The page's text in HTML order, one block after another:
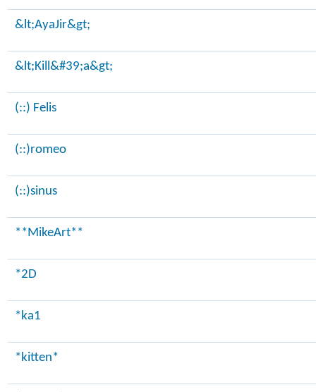
&lt;AyaJir&gt;
&lt;Kill&#39;a&gt;
(::) Felis
(::)romeo
(::)sinus
**MikeArt**
*2D
*ka1
*kitten*